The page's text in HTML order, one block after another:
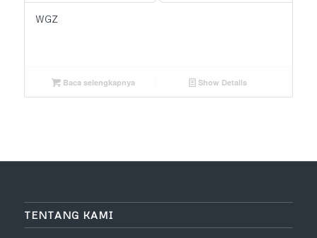
WGZ
Baca selengkapnya Show Details
TENTANG KAMI